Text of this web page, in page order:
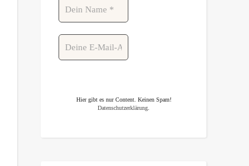
Hier gibt es nur Content. Keinen Spam!
Datenschutzerklärung